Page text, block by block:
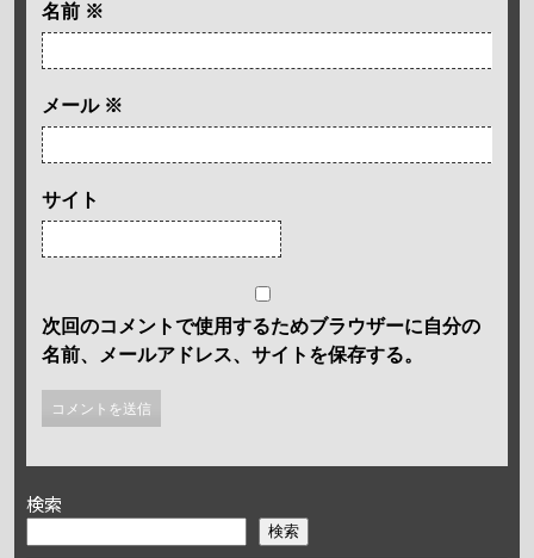
名前 ※
メール ※
サイト
次回のコメントで使用するためブラウザーに自分の
名前、メールアドレス、サイトを保存する。
検索
検索